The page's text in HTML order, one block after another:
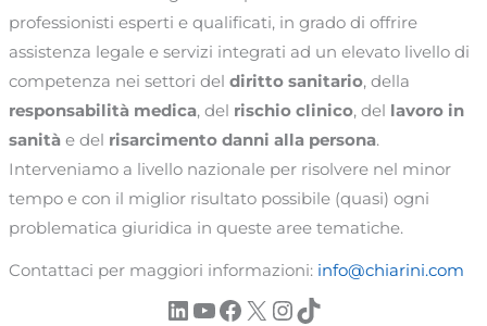
professionisti esperti e qualificati, in grado di offrire
assistenza legale e servizi integrati ad un elevato livello di
competenza nei settori del diritto sanitario, della
responsabilità medica, del rischio clinico, del lavoro in
sanità e del risarcimento danni alla persona.
Interveniamo a livello nazionale per risolvere nel minor
tempo e con il miglior risultato possibile (quasi) ogni
problematica giuridica in queste aree tematiche.
Contattaci per maggiori informazioni: info@chiarini.com
LinkedIn
YouTube
Facebook
X Instagram
TikTok